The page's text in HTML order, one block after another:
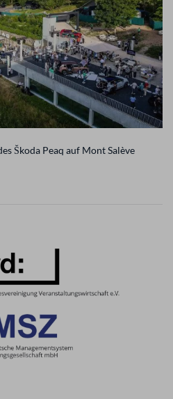
Škoda Peaq auf Mont Salève